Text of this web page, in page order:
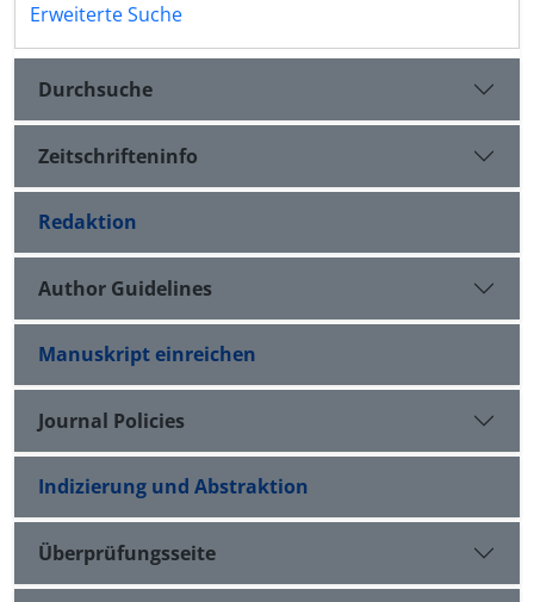
Erweiterte Suche
Durchsuche
Zeitschrifteninfo
Redaktion
Author Guidelines
Manuskript einreichen
Journal Policies
Indizierung und Abstraktion
Überprüfungsseite